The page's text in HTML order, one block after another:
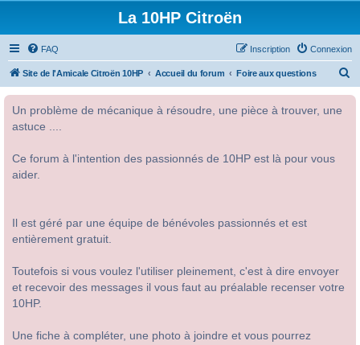
La 10HP Citroën
FAQ Connexion
Inscription
Site de l'Amicale Citroën 10HP Accueil du forum Foire aux questions
Un problème de mécanique à résoudre, une pièce à trouver, une
astuce ....
Ce forum à l'intention des passionnés de 10HP est là pour vous
aider.
Il est géré par une équipe de bénévoles passionnés et est
entièrement gratuit.
Toutefois si vous voulez l'utiliser pleinement, c'est à dire envoyer
et recevoir des messages il vous faut au préalable recenser votre
10HP.
Une fiche à compléter, une photo à joindre et vous pourrez